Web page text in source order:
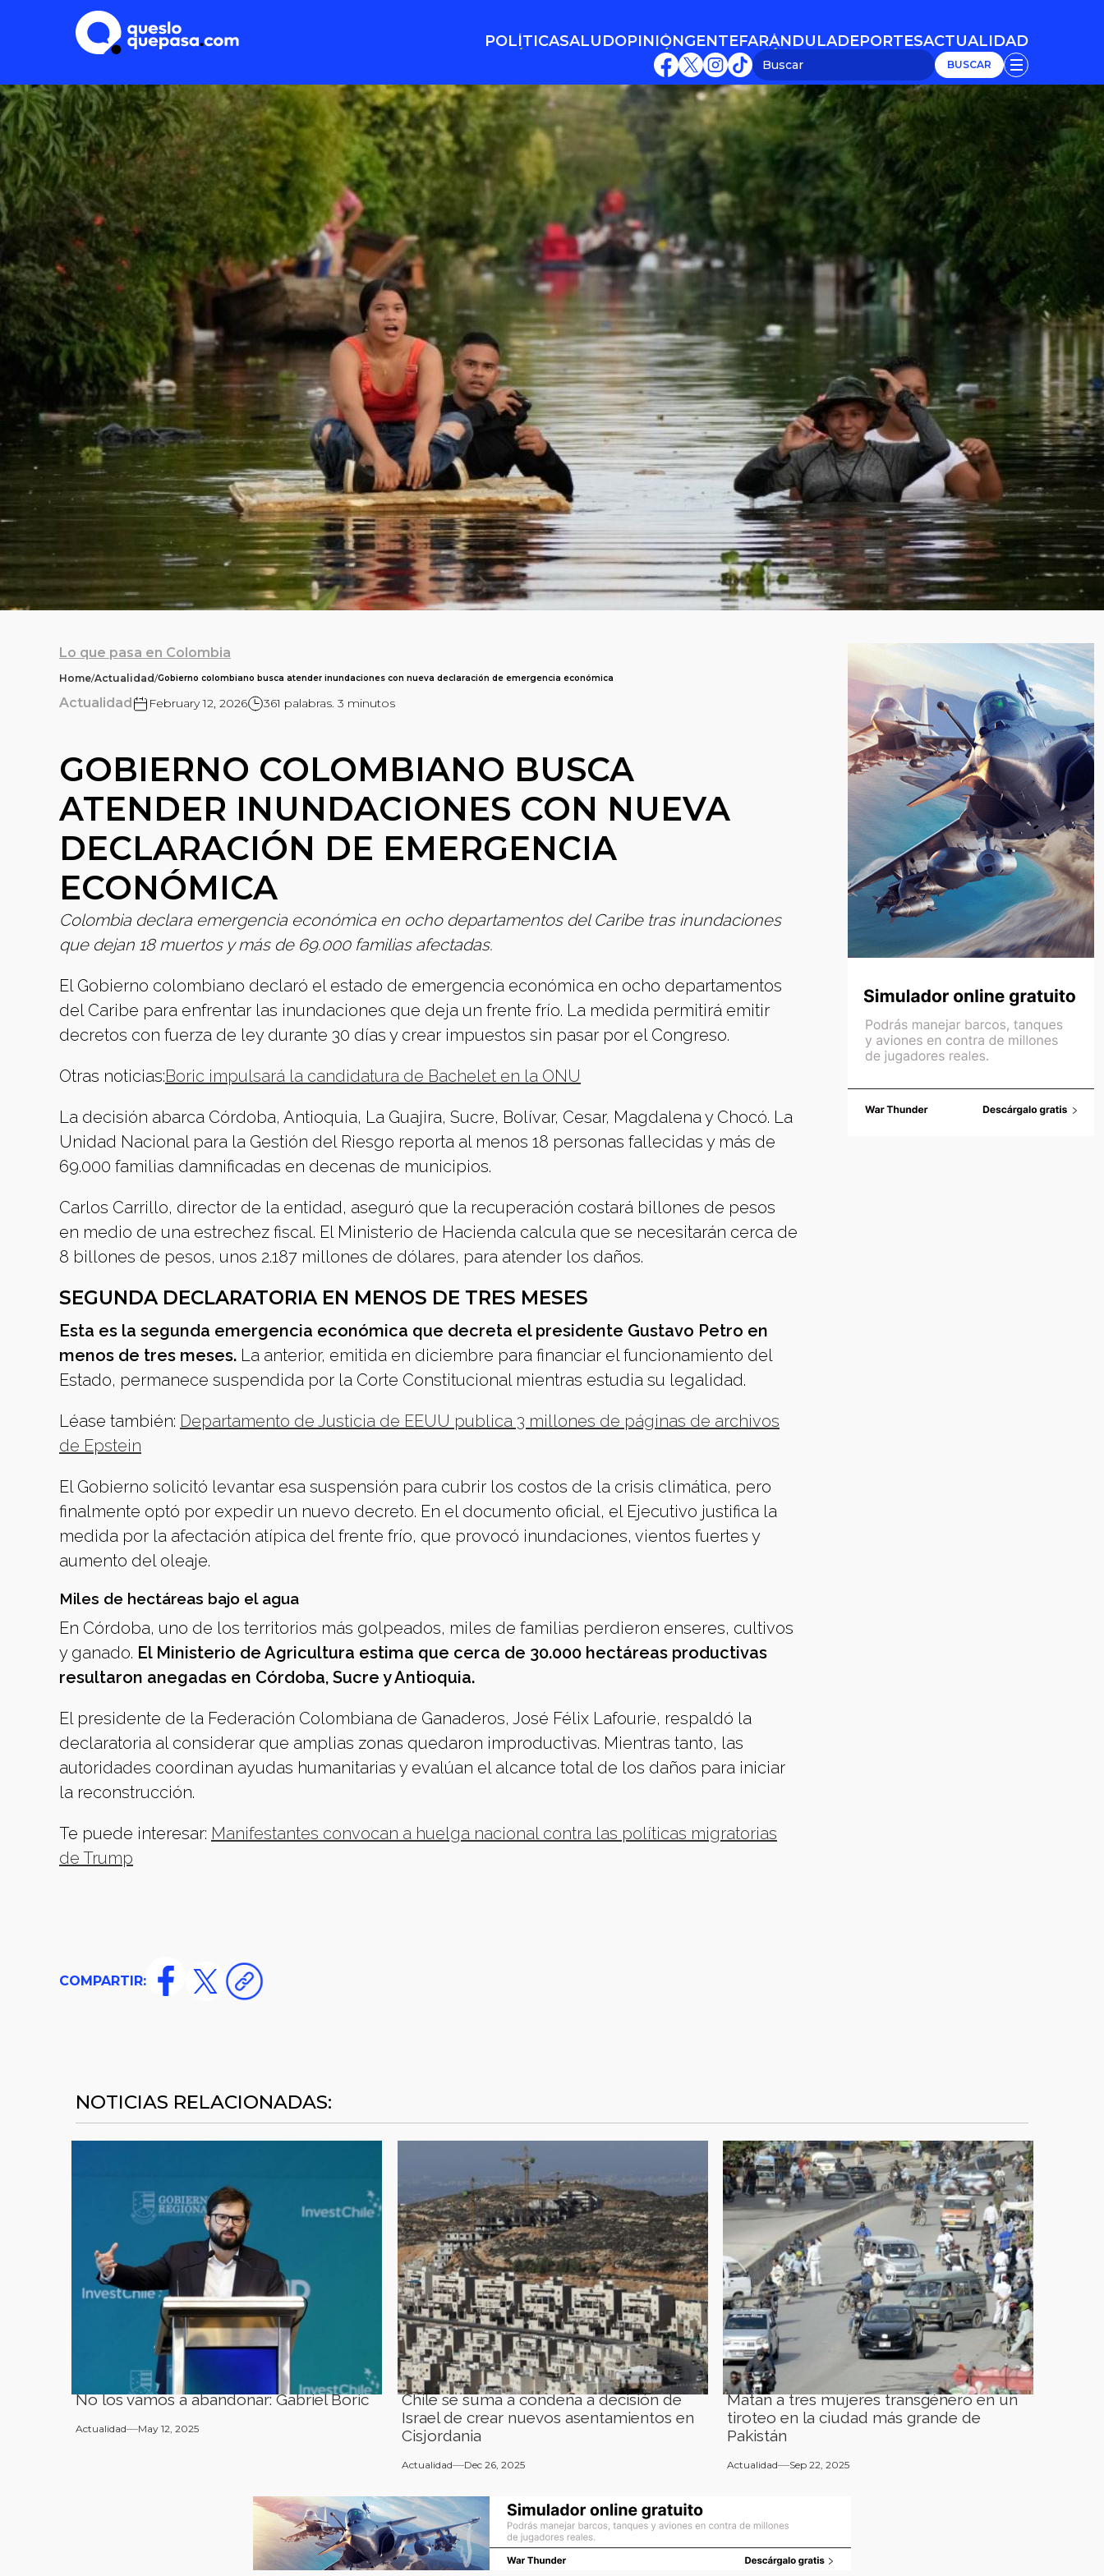
POLÍTICASALUDOPINIÓN
OPINIÓN
GENTE
GENTE
FARÁNDULA
FARÁNDULA
DEPORTESACTUALIDAD
ACTUALIDAD
Lo que pasa en Colombia
Home/Actualidad/Gobierno colombiano busca atender inundaciones con nueva declaración de emergencia económica
Actualidad February 12, 2026 361 palabras. 3 minutos
GOBIERNO COLOMBIANO BUSCA
ATENDER INUNDACIONES CON NUEVA
DECLARACIÓN DE EMERGENCIA
ECONÓMICA
Colombia declara emergencia económica en ocho departamentos del Caribe tras inundaciones
que dejan 18 muertos y más de 69.000 familias afectadas.
El Gobierno colombiano declaró el estado de emergencia económica en ocho departamentos
del Caribe para enfrentar las inundaciones que deja un frente frío. La medida permitirá emitir
decretos con fuerza de ley durante 30 días y crear impuestos sin pasar por el Congreso.
Otras noticias:Boric impulsará la candidatura de Bachelet en la ONU
La decisión abarca Córdoba, Antioquia, La Guajira, Sucre, Bolívar, Cesar, Magdalena y Chocó. La
Unidad Nacional para la Gestión del Riesgo reporta al menos 18 personas fallecidas y más de
69.000 familias damnificadas en decenas de municipios.
Carlos Carrillo, director de la entidad, aseguró que la recuperación costará billones de pesos
en medio de una estrechez fiscal. El Ministerio de Hacienda calcula que se necesitarán cerca de
8 billones de pesos, unos 2.187 millones de dólares, para atender los daños.
SEGUNDA DECLARATORIA EN MENOS DE TRES MESES
Esta es la segunda emergencia económica que decreta el presidente Gustavo Petro en
menos de tres meses. La anterior, emitida en diciembre para financiar el funcionamiento del
Estado, permanece suspendida por la Corte Constitucional mientras estudia su legalidad.
Léase también: Departamento de Justicia de EEUU publica 3 millones de páginas de archivos
de Epstein
El Gobierno solicitó levantar esa suspensión para cubrir los costos de la crisis climática, pero
finalmente optó por expedir un nuevo decreto. En el documento oficial, el Ejecutivo justifica la
medida por la afectación atípica del frente frío, que provocó inundaciones, vientos fuertes y
aumento del oleaje.
Miles de hectáreas bajo el agua
En Córdoba, uno de los territorios más golpeados, miles de familias perdieron enseres, cultivos
y ganado. El Ministerio de Agricultura estima que cerca de 30.000 hectáreas productivas
resultaron anegadas en Córdoba, Sucre y Antioquia.
El presidente de la Federación Colombiana de Ganaderos, José Félix Lafourie, respaldó la
declaratoria al considerar que amplias zonas quedaron improductivas. Mientras tanto, las
autoridades coordinan ayudas humanitarias y evalúan el alcance total de los daños para iniciar
la reconstrucción.
Te puede interesar: Manifestantes convocan a huelga nacional contra las políticas migratorias
de Trump
COMPARTIR:
NOTICIAS RELACIONADAS:
No los vamos a abandonar: Gabriel Boric
Actualidad May 12, 2025
Chile se suma a condena a decisión de
Israel de crear nuevos asentamientos en
Cisjordania
Actualidad Dec 26, 2025
Matan a tres mujeres transgénero en un
tiroteo en la ciudad más grande de
Pakistán
Actualidad Sep 22, 2025